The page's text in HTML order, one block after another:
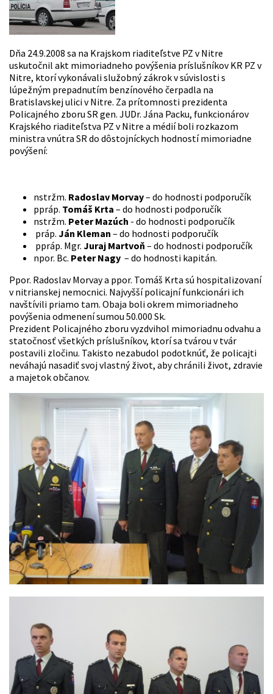
Dňa 24.9.2008 sa na Krajskom riaditeľstve PZ v Nitre
uskutočnil akt mimoriadneho povýšenia príslušníkov KR PZ v
Nitre, ktorí vykonávali služobný zákrok v súvislosti s
lúpežným prepadnutím benzínového čerpadla na
Bratislavskej ulici v Nitre. Za prítomnosti prezidenta
Policajného zboru SR gen. JUDr. Jána Packu, funkcionárov
Krajského riaditeľstva PZ v Nitre a médií boli rozkazom
ministra vnútra SR do dôstojníckych hodností mimoriadne
povýšení:
nstržm. Radoslav Morvay– do hodnosti podporučík
ppráp. Tomáš Krta – do hodnosti podporučík
nstržm. Peter Mazúch - do hodnosti podporučík
práp. Ján Kleman – do hodnosti podporučík
ppráp. Mgr. Juraj Martvoň – do hodnosti podporučík
npor. Bc. Peter Nagy – do hodnosti kapitán.
Ppor. Radoslav Morvay a ppor. Tomáš Krta sú hospitalizovaní
v nitrianskej nemocnici. Najvyšší policajní funkcionári ich
navštívili priamo tam. Obaja boli okrem mimoriadneho
povýšenia odmenení sumou 50.000 Sk.
Prezident Policajného zboru vyzdvihol mimoriadnu odvahu a
statočnosť všetkých príslušníkov, ktorí sa tvárou v tvár
postavili zločinu. Takisto nezabudol podotknúť, že policajti
neváhajú nasadiť svoj vlastný život, aby chránili život, zdravie
a majetok občanov.